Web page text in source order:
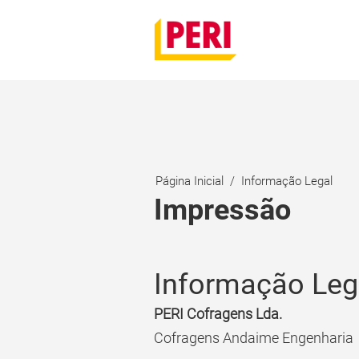
Página Inicial Informação Legal
Impressão
Informação
PERI Cofragens Lda.
Cofragens Andaime Engenharia